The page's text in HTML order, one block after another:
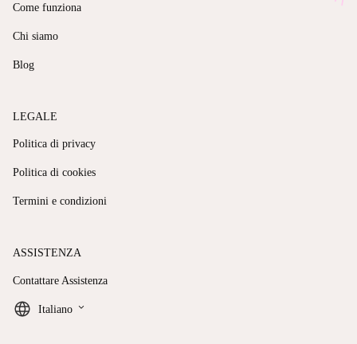
Come funziona
Chi siamo
Blog
LEGALE
Politica di privacy
Politica di cookies
Termini e condizioni
ASSISTENZA
Contattare Assistenza
Italiano keyboard_arrow_down